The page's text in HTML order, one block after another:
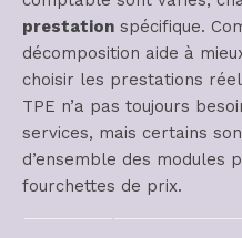
prestation spécifique.
décomposition aide à
choisir les prestations
TPE n’a pas toujours
services, mais certains
d’ensemble des modules
fourchettes de prix.